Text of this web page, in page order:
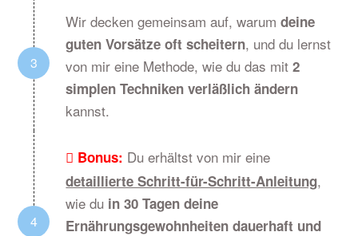
Wir decken gemeinsam auf, warumdeine
guten Vorsätze oft scheitern, und du lernst
von mir eine Methode, wie du das mit2
simplen Techniken verläßlich ändern
kannst.
Bonus: Du erhältst von mir eine
detaillierte Schritt-für-Schritt-Anleitung,
wie du in 30 Tagen deine
Ernährungsgewohnheiten dauerhaft und